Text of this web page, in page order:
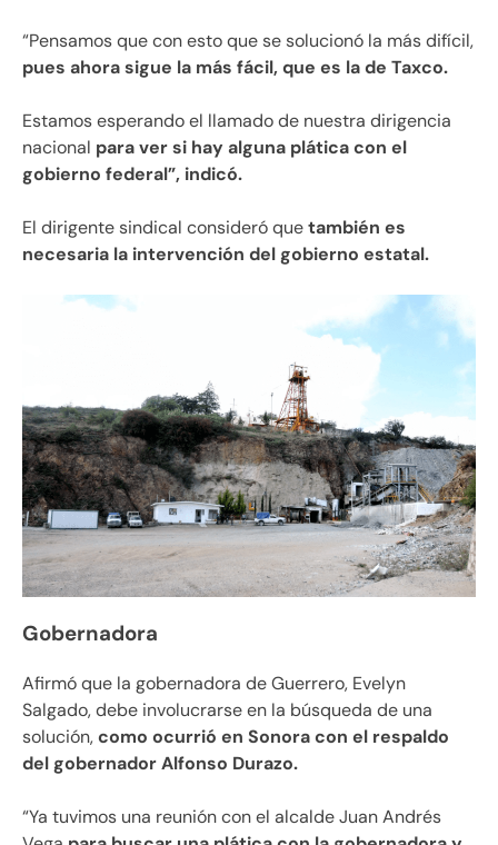
“Pensamos que con esto que se solucionó la más difícil,
pues ahora sigue la más fácil, que es la de Taxco.
Estamos esperando el llamado de nuestra dirigencia
nacional para ver si hay alguna plática con el
gobierno federal”, indicó.
El dirigente sindical consideró quetambién es
necesaria la intervención del gobierno estatal.
Gobernadora
Afirmó que la gobernadora de Guerrero, Evelyn
Salgado, debe involucrarse en la búsqueda de una
solución,como ocurrió en Sonora con el respaldo
del gobernador Alfonso Durazo.
“Ya tuvimos una reunión con el alcalde Juan Andrés